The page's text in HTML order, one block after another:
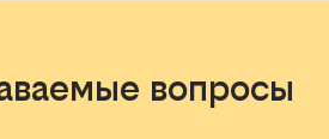
вопросы